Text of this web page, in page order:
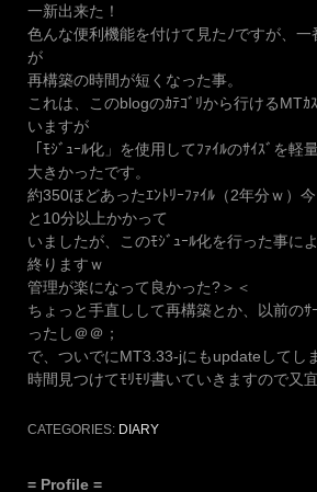
一新出来た！
色んな便利機能を付けて見たﾉですが、
が
再構築の時間が短くなった事。
これは、このblogのｶﾃｺﾞﾘから行けるMTｶ
いますが
「ﾓｼﾞｭｰﾙ化」を使用してﾌｧｲﾙのｻｲｽﾞを軽
大きかったです。
約350ほどあったｴﾝﾄﾘｰﾌｧｲﾙ（2年分ｗ）
と10分以上かかって
いましたが、このﾓｼﾞｭｰﾙ化を行った事に
終りますｗ
管理が楽になって良かった?＞＜
ちょっと手直しして再構築とか、以前のｻ
ったし＠＠；
で、ついでにMT3.33-jにもupdateしてし
時間見つけてﾓﾘﾓﾘ書いていきますので又
CATEGORIES: DIARY
= Profile =